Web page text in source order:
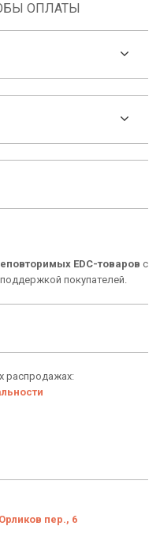
ОПЛАТЫ
EDC-товаров